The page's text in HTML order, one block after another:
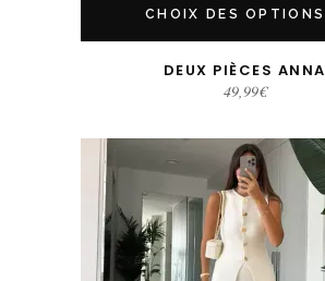
CHOIX DES OPTIONS
DEUX PIÈCES ANNA
49,99€